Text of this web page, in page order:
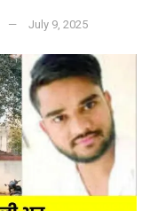
July 9, 2025